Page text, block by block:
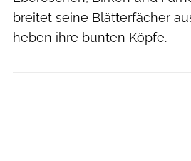
breitet seine Blätterfächer
heben ihre bunten Köpfe.